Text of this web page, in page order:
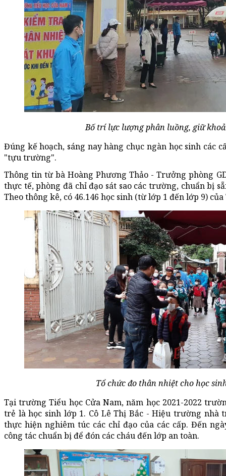
Bố trí lực lượng phân luồng, giữ
Đúng kế hoạch, sáng nay hàng chục ngàn học sinh các
"tựu trường".
Thông tin từ bà Hoàng Phương Thảo - Trưởng phòng
thực tế, phòng đã chỉ đạo sát sao các trường, chuẩn bị
Theo thông kê, có 46.146 học sinh (từ lớp 1 đến lớp 9)
Tổ chức đo thân nhiệt cho học
Tại trường Tiểu học Cửa Nam, năm học 2021-2022
trẻ là học sinh lớp 1. Cô Lê Thị Bắc - Hiệu trường
thực hiện nghiêm túc các chỉ đạo của các cấp. Đến
công tác chuẩn bị để đón các cháu đến lớp an toàn.